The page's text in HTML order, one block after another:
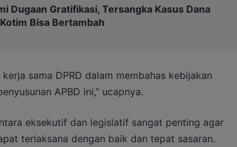
Dugaan Gratifikasi, Tersangka Kasus Dana
Bisa Bertambah
sama DPRD dalam membahas kebijakan
APBD ini,” ucapnya.
eksekutif dan legislatif sangat penting agar
terlaksana dengan baik dan tepat sasaran.